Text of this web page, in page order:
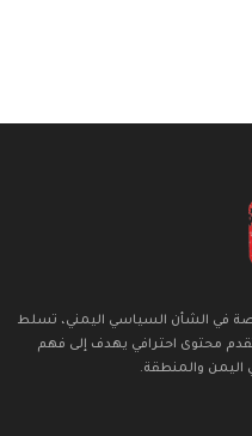
في الشأن السياسي اليمني، تسلط
محتوى احترافي يهدف إلى فهم
اليمن والمنطقة.